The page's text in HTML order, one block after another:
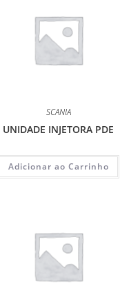
SCANIA
UNIDADE INJETORA PDE
Adicionar ao Carrinho